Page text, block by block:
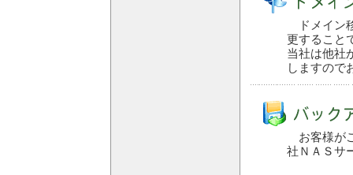
ドメイン
更すること
当社は他社
しますので
お客様が
社ＮＡＳサ